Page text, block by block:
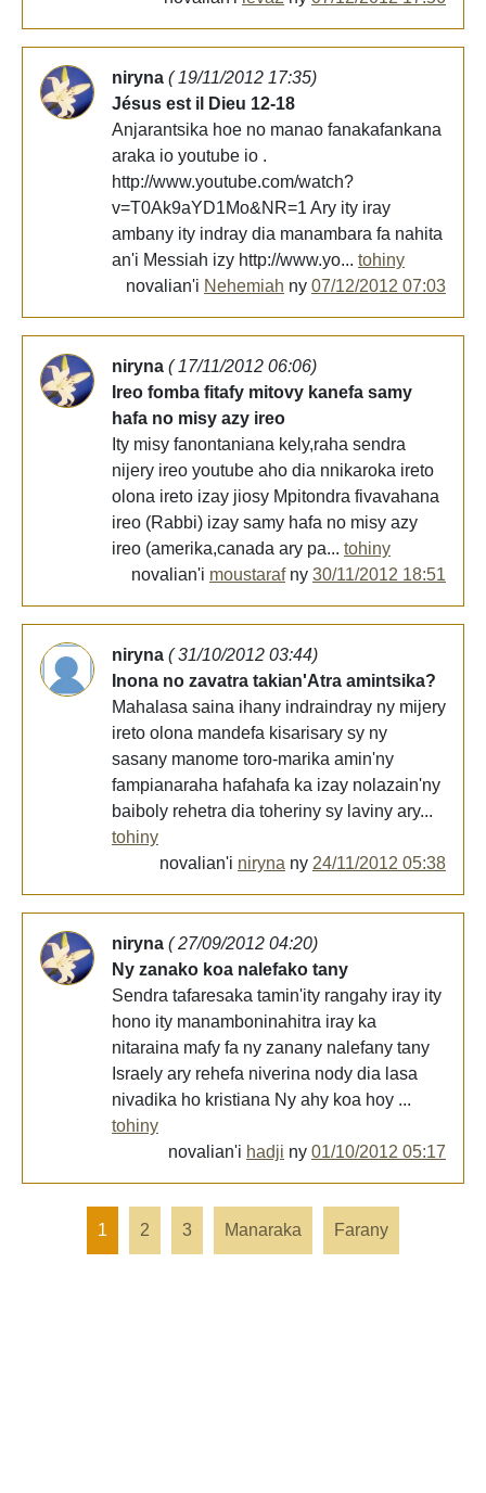
niryna ( 19/11/2012 17:35)
Jésus est il Dieu 12-18
Anjarantsika hoe no manao fanakafankana
araka io youtube io .
http://www.youtube.com/watch?
v=T0Ak9aYD1Mo&NR=1 Ary ity iray
ambany ity indray dia manambara fa nahita
an'i Messiah izy http://www.yo... tohiny
novalian'i Nehemiah ny 07/12/2012 07:03
niryna ( 17/11/2012 06:06)
Ireo fomba fitafy mitovy kanefa samy
hafa no misy azy ireo
Ity misy fanontaniana kely,raha sendra
nijery ireo youtube aho dia nnikaroka ireto
olona ireto izay jiosy Mpitondra fivavahana
ireo (Rabbi) izay samy hafa no misy azy
ireo (amerika,canada ary pa... tohiny
novalian'i moustarafny 30/11/2012 18:51
niryna ( 31/10/2012 03:44)
Inona no zavatra takian'Atra amintsika?
Mahalasa saina ihany indraindray ny mijery
ireto olona mandefa kisarisary sy ny
sasany manome toro-marika amin'ny
fampianaraha hafahafa ka izay nolazain'ny
baiboly rehetra dia toheriny sy laviny ary...
tohiny
novalian'i niryna ny 24/11/2012 05:38
niryna ( 27/09/2012 04:20)
Ny zanako koa nalefako tany
Sendra tafaresaka tamin'ity rangahy iray ity
hono ity manamboninahitra iray ka
nitaraina mafy fa ny zanany nalefany tany
Israely ary rehefa niverina nody dia lasa
nivadika ho kristiana Ny ahy koa hoy ...
tohiny
novalian'i hadji ny 01/10/2012 05:17
1 2 3 Manaraka Farany